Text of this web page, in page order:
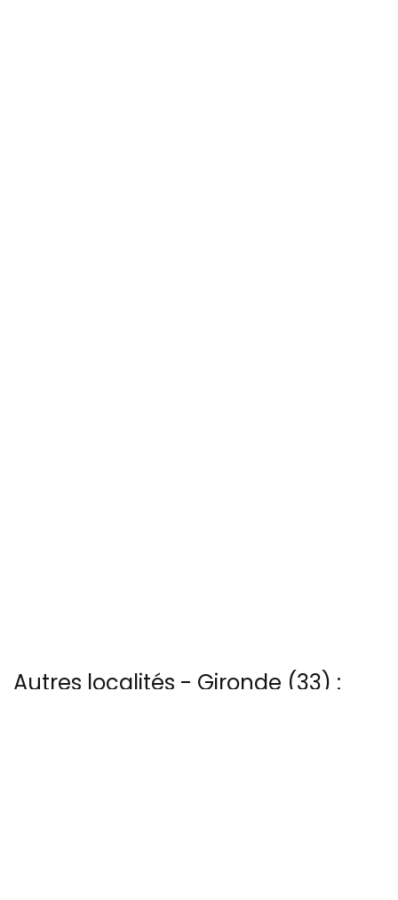
Autres localités - Gironde (33) :